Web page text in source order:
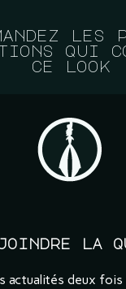
les
qui
ce look
la
actualités deux fois